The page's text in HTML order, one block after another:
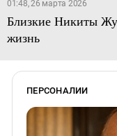
01:48, 26 марта 2026
Близкие Никиты
жизнь
ПЕРСОНАЛИИ